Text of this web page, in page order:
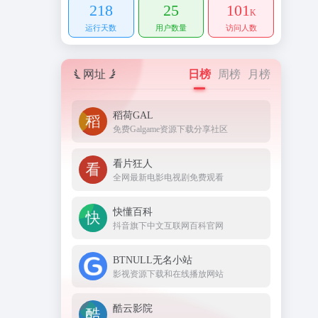
218
运行天数
25
用户数量
101K
访问人数
网址 日榜 周榜 月榜
稻荷GAL
免费Galgame资源下载分享社区
看片狂人
全网最新电影电视剧免费观看
快懂百科
抖音旗下中文互联网百科官网
BTNULL无名小站
影视资源下载和在线播放网站
酷云影院